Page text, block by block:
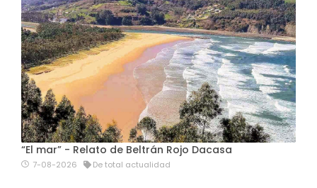
“El mar” - Relato de Beltrán Rojo Dacasa
7-08-2026 De total actualidad